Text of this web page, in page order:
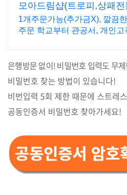
모아드림샵(트로피,상패
른작업!
1개주문가능(추가금X), 깔끔
주문 학교부터 관공서, 개인
은행방문 없이! 비밀번호 입력도 무
비밀번호 찾는 방법이 있습니다!
비번입력 5회 제한 때문에 스트레
공동인증서 비밀번호 찾아가세요!